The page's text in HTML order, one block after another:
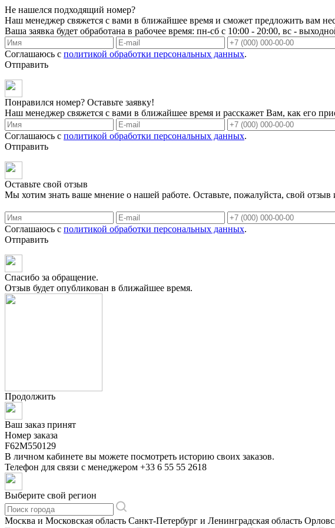
Не нашелся подходящий номер?
Наш менеджер свяжется с вами в ближайшее время и сможет предложить вам
Ваша заявка будет обработана в рабочее время: пн-сб с 10:00 - 20:00, вс -
Соглашаюсь с политикой обработки персональных данных.
Отправить
Понравился номер? Оставьте заявку!
Наш менеджер свяжется с вами в ближайшее время и расскажет Вам, как его
Соглашаюсь с политикой обработки персональных данных.
Отправить
Оставьте свой отзыв
Мы хотим знать ваше мнение о нашей работе. Оставьте, пожалуйста, свой
Соглашаюсь с политикой обработки персональных данных.
Отправить
Спасибо за обращение.
Отзыв будет опубликован в ближайшее время.
Продолжить
Ваш заказ принят
Номер заказа
F62M550129
В личном кабинете вы можете посмотреть историю своих заказов.
Телефон для связи с менеджером +33 6 55 55 2618
Выберите свой регион
Москва и Московская область Санкт-Петербург и Ленинградская область